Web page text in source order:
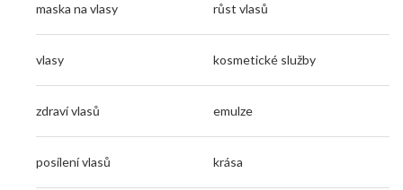
maska na vlasy růst vlasů
vlasy kosmetické služby
zdraví vlasů emulze
posílení vlasů krása